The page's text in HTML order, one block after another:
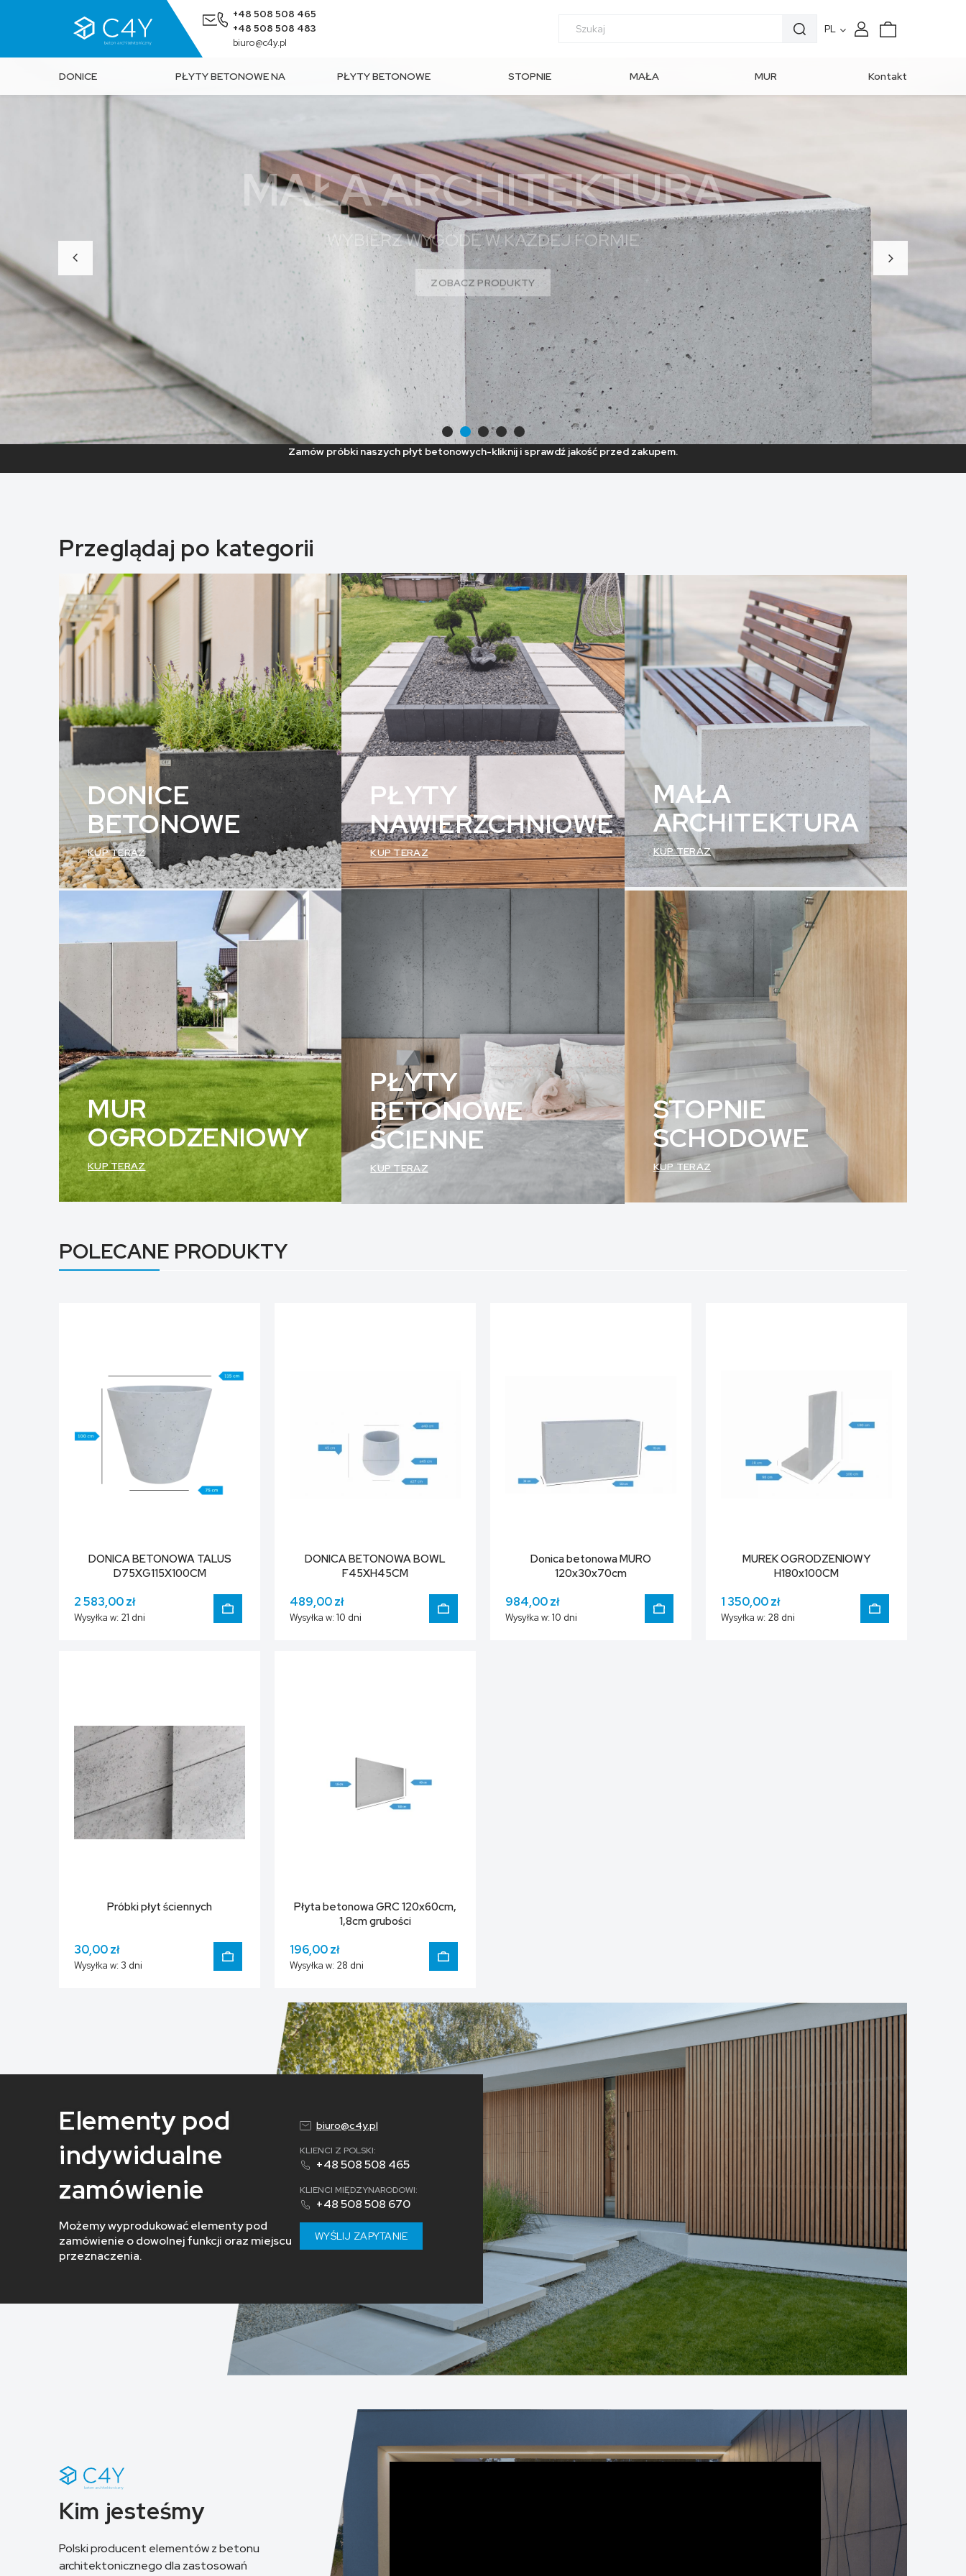
+48 508 508 465
+48 508 508 483
biuro@c4y.pl
PL
DONICE PŁYTY BETONOWE NA PŁYTY BETONOWE STOPNIE MAŁA MUR Kontakt
MAŁA ARCHITEKTURA
WYBIERZ WYGODĘ W KAŻDEJ FORMIE
ZOBACZ PRODUKTY
Zamów próbki naszych płyt betonowych-kliknij i sprawdź jakość przed zakupem.
Przeglądaj po kategorii
DONICE
BETONOWE
KUP TERAZ
PŁYTY
NAWIERZCHNIOWE
KUP TERAZ
MAŁA
ARCHITEKTURA
KUP TERAZ
MUR
OGRODZENIOWY
KUP TERAZ
PŁYTY
BETONOWE
ŚCIENNE
KUP TERAZ
STOPNIE
SCHODOWE
KUP TERAZ
POLECANE PRODUKTY
DONICA BETONOWA TALUS
D75XG115X100CM
2 583,00 zł
Wysyłka w: 21 dni
DONICA BETONOWA BOWL
F45XH45CM
489,00 zł
Wysyłka w:10 dni
Donica betonowa MURO
120x30x70cm
984,00 zł
Wysyłka w:10 dni
MUREK OGRODZENIOWY
H180x100CM
1 350,00 zł
Wysyłka w: 28 dni
Próbki płyt ściennych
30,00 zł
Wysyłka w: 3 dni
Płyta betonowa GRC 120x60cm,
1,8cm grubości
196,00 zł
Wysyłka w: 28 dni
Elementy pod
indywidualne
zamówienie
Możemy wyprodukować elementy pod
zamówienie o dowolnej funkcji oraz miejscu
przeznaczenia.
biuro@c4y.pl
KLIENCI Z POLSKI:
+48 508 508 465
KLIENCI MIĘDZYNARODOWI:
+48 508 508 670
WYŚLIJ ZAPYTANIE
Kim jesteśmy
Polski producent elementów z betonu
architektonicznego dla zastosowań